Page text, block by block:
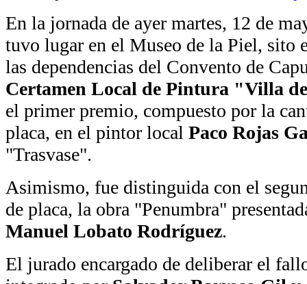
En la jornada de ayer martes, 12 de
tuvo lugar en el Museo de la Piel, sito
las dependencias del Convento de
Certamen Local de Pintura "Villa
el primer premio, compuesto por la
placa, en el pintor local Paco Rojas
"Trasvase".
Asimismo, fue distinguida con el
de placa, la obra "Penumbra"
Manuel Lobato Rodríguez.
El jurado encargado de deliberar el